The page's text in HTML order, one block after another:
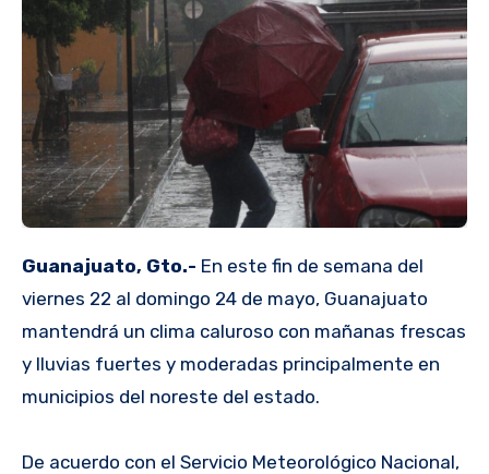
Guanajuato, Gto.- En este fin de semana del
viernes 22 al domingo 24 de mayo, Guanajuato
mantendrá un clima caluroso con mañanas frescas
y lluvias fuertes y moderadas principalmente en
municipios del noreste del estado.
De acuerdo con el Servicio Meteorológico Nacional,